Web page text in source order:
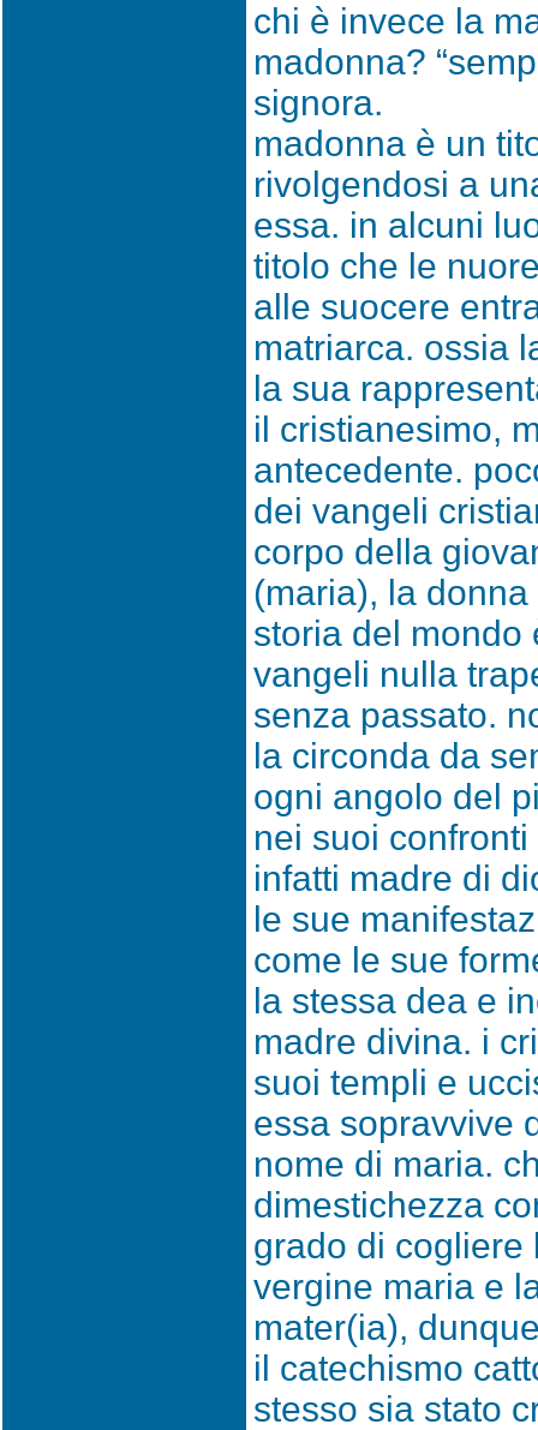
chi è invece la
madonna?
signora.
madonna è un
rivolgendosi a
essa. in alcuni
titolo che le
alle suocere
matriarca. ossia
la sua
il cristianesimo,
antecedente.
dei vangeli
corpo della
(maria), la
storia del mondo
vangeli nulla
senza passato.
la circonda da
ogni angolo del
nei suoi
infatti madre di
le sue
come le sue
la stessa dea e
madre divina. i
suoi templi e
essa sopravvive
nome di maria.
dimestichezza
grado di cogliere
vergine maria e
mater(ia),
il catechismo
stesso sia stato